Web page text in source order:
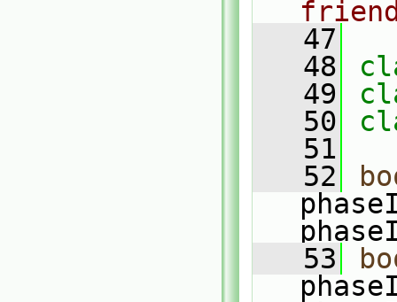
   47
   48
   49
   50
   51
   52
   53